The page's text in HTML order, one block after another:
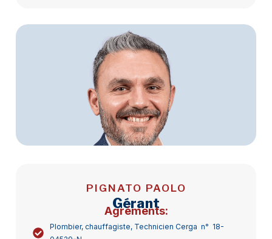
PIGNATO PAOLO
Gérant
Agréments:
Plombier, chauffagiste, Technicien Cerga n° 18-